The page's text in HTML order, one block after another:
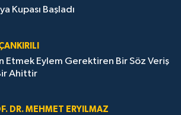
Kupası Başladı
Etmek Eylem Gerektiren Bir Söz Veriş
Ahittir
DR. MEHMET ERYILMAZ